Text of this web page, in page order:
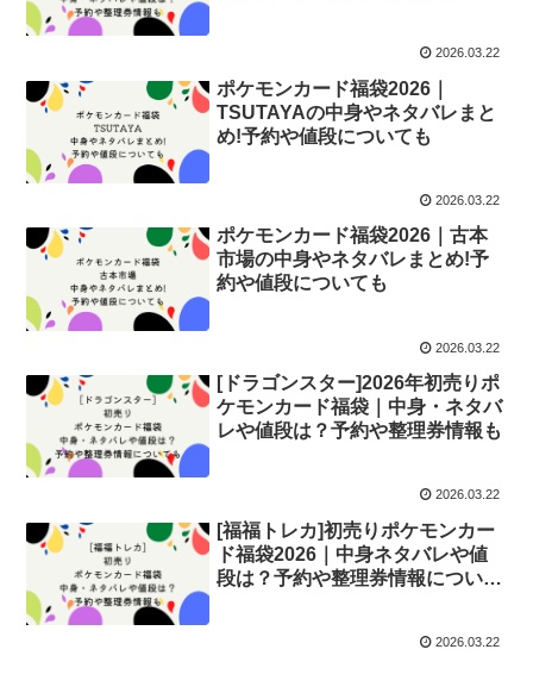
2026.03.22
ポケモンカード福袋2026｜
TSUTAYAの中身やネタバレまと
め!予約や値段についても
2026.03.22
ポケモンカード福袋2026｜古本
市場の中身やネタバレまとめ!予
約や値段についても
2026.03.22
[ドラゴンスター]2026年初売りポ
ケモンカード福袋｜中身・ネタバ
レや値段は？予約や整理券情報も
2026.03.22
[福福トレカ]初売りポケモンカー
ド福袋2026｜中身ネタバレや値
段は？予約や整理券情報について
2026.03.22